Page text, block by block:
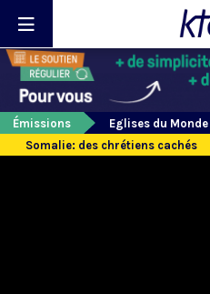
Émissions
Eglises du Monde
Somalie: des chrétiens cachés